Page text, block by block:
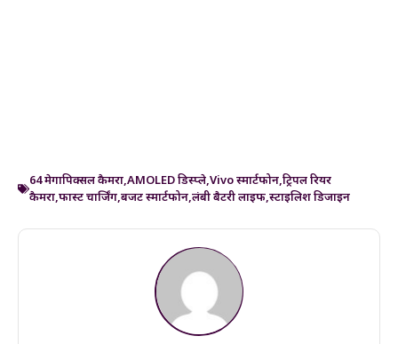
64 मेगापिक्सल कैमरा,AMOLED डिस्प्ले,Vivo स्मार्टफोन,ट्रिपल रियर
कैमरा,फास्ट चार्जिंग,बजट स्मार्टफोन,लंबी बैटरी लाइफ,स्टाइलिश डिजाइन